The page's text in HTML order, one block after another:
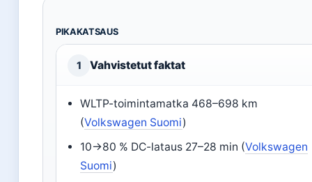
PIKAKATSAUS
1 Vahvistetut faktat
WLTP-toimintamatka 468–698 km
(Volkswagen Suomi)
10→80 % DC-lataus 27–28 min (Volkswagen
Suomi)